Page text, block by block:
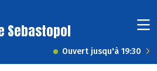
Sebastopol
Ouvert jusqu'à 19:30